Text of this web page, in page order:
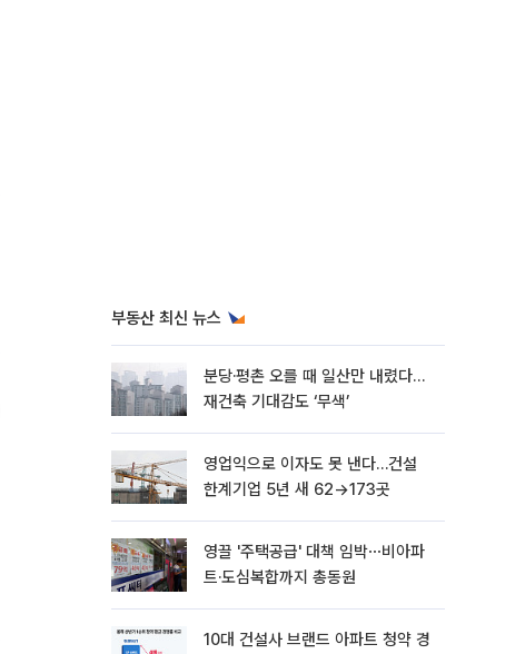
부동산 최신 뉴스
분당·평촌 오를 때 일산만 내렸다…
재건축 기대감도 ‘무색’
영업익으로 이자도 못 낸다…건설
한계기업 5년 새 62→173곳
영끌 '주택공급' 대책 임박⋯비아파
트·도심복합까지 총동원
10대 건설사 브랜드 아파트 청약 경